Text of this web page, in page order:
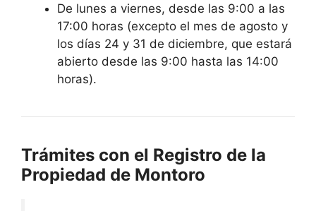
De lunes a viernes, desde las 9:00 a las
17:00 horas (excepto el mes de agosto y
los días 24 y 31 de diciembre, que estará
abierto desde las 9:00 hasta las 14:00
horas).
Trámites con el Registro de la
Propiedad de Montoro